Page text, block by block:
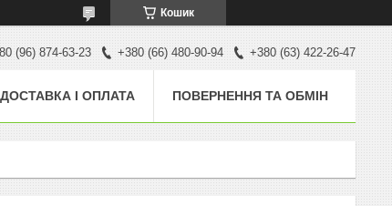
Кошик
(96) 874-63-23 +380 (66) 480-90-94 +380 (63) 422-26-47
ДОСТАВКА І ОПЛАТА ПОВЕРНЕННЯ ТА ОБМІН